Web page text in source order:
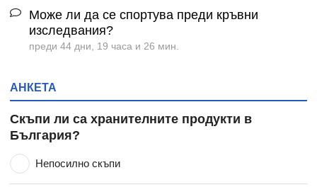
Може ли да се спортува преди кръвни
изследвания?
преди 44 дни, 19 часа и 26 мин.
АНКЕТА
Скъпи ли са хранителните продукти в
България?
Непосилно скъпи